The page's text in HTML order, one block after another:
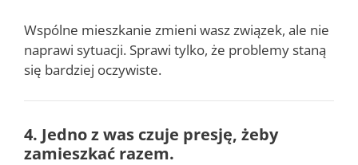
Wspólne mieszkanie zmieni wasz związek, ale nie
naprawi sytuacji. Sprawi tylko, że problemy staną
się bardziej oczywiste.
4. Jedno z was czuje presję, żeby
zamieszkać razem.